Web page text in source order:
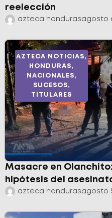
reelección
azteca hondurasagosto
AZTECA NOTICIAS,
HONDURAS,
NACIONALES,
SUCESOS,
TITULARES
Masacre en
hipótesis del
azteca hondurasagosto